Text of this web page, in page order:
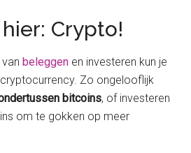
Crypto!
vanbeleggen en investeren kun je
Zo ongelooflijk
bitcoins, of investeren
om te gokken op meer